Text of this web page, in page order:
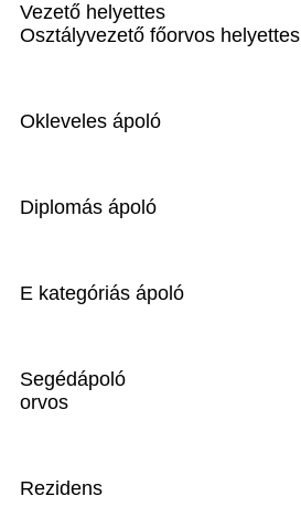
Vezető helyettes
Osztályvezető főorvos helyettes
Okleveles ápoló
Diplomás ápoló
E kategóriás ápoló
Segédápoló
orvos
Rezidens